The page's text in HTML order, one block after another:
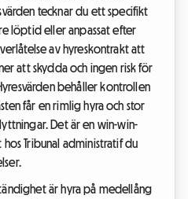
tecknar du ett specifikt
löptid eller anpassat efter
av hyreskontrakt att
att skydda och ingen risk för
behåller kontrollen
får en rimlig hyra och stor
Det är en win-win-
Tribunal administratif du
är hyra på medellång